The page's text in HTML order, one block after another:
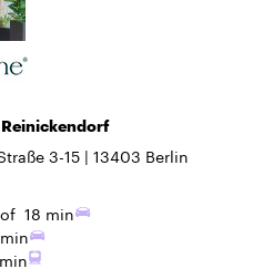
3-15 13403 Berlin
18 min